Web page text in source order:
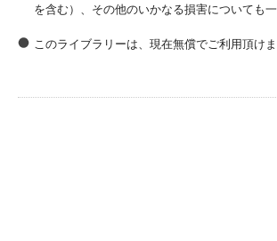
を含む）、その他のいかなる損害についても
このライブラリーは、現在無償でご利用頂け